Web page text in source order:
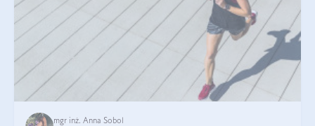
mgr inż. Anna Sobol